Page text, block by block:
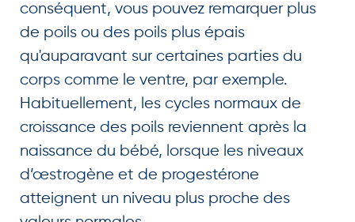
conséquent, vous pouvez remarquer plus
de poils ou des poils plus épais
qu'auparavant sur certaines parties du
corps comme le ventre, par exemple.
Habituellement, les cycles normaux de
croissance des poils reviennent après la
naissance du bébé, lorsque les niveaux
d’œstrogène et de progestérone
atteignent un niveau plus proche des